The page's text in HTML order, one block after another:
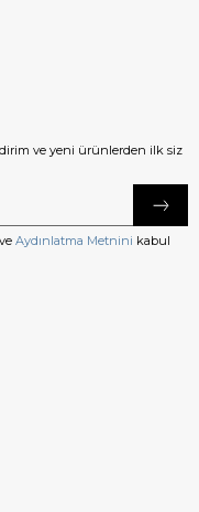
ve yeni ürünlerden ilk siz
ve Aydınlatma Metnini kabul